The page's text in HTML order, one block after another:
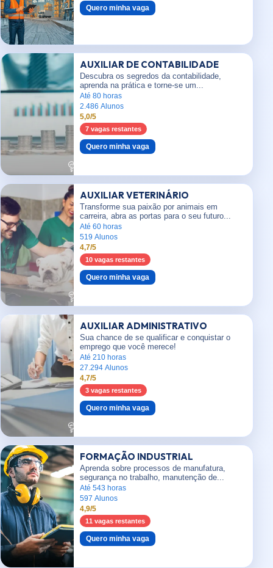
Quero minha vaga
AUXILIAR DE CONTABILIDADE
Descubra os segredos da contabilidade,
aprenda na prática e torne-se um...
Até 80 horas
2.486 Alunos
5,0/5
7 vagas restantes
Quero minha vaga
AUXILIAR VETERINÁRIO
Transforme sua paixão por animais em
carreira, abra as portas para o seu futuro...
Até 60 horas
519 Alunos
4,7/5
10 vagas restantes
Quero minha vaga
AUXILIAR ADMINISTRATIVO
Sua chance de se qualificar e conquistar o
emprego que você merece!
Até 210 horas
27.294 Alunos
4,7/5
3 vagas restantes
Quero minha vaga
FORMAÇÃO INDUSTRIAL
Aprenda sobre processos de manufatura,
segurança no trabalho, manutenção de...
Até 543 horas
597 Alunos
4,9/5
11 vagas restantes
Quero minha vaga